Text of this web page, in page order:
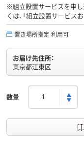
※組立設置サービスを申
くは、「組立設置サービス
置き場所指定 利用可
お届け先住所：
東京都江東区
数量